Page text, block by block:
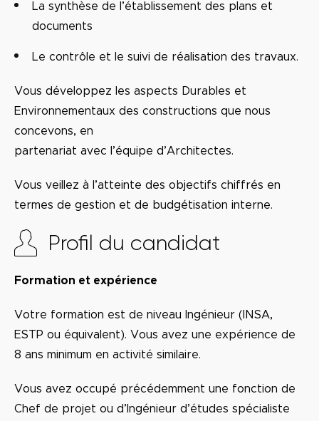
La synthèse de l’établissement des plans et
documents
Le contrôle et le suivi de réalisation des travaux.
Vous développez les aspects Durables et
Environnementaux des constructions que nous
concevons, en
partenariat avec l’équipe d’Architectes.
Vous veillez à l’atteinte des objectifs chiffrés en
termes de gestion et de budgétisation interne.
Profil du candidat
Formation et expérience
Votre formation est de niveau Ingénieur (INSA,
ESTP ou équivalent). Vous avez une expérience de
8 ans minimum en activité similaire.
Vous avez occupé précédemment une fonction de
Chef de projet ou d’Ingénieur d’études spécialiste